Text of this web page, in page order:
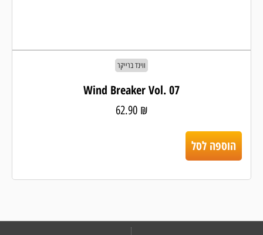
ווינד ברייקר
Wind Breaker Vol. 07
62.90 ₪
הוספה לסל